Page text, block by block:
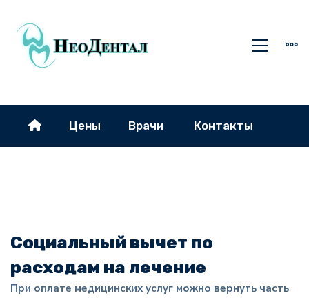
Цены Врачи Контакты
Социальный вычет по
расходам на лечение
При оплате медицинских услуг можно вернуть часть